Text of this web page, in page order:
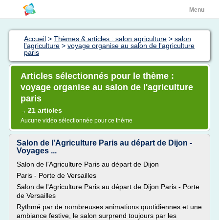
Menu
Accueil > Thèmes & articles : salon agriculture > salon
l'agriculture > voyage organise au salon de l'agriculture
paris
Articles sélectionnés pour le thème :
voyage organise au salon de l'agriculture
paris
→ 21 articles
Aucune vidéo sélectionnée pour ce thème
Salon de l'Agriculture Paris au départ de Dijon -
Voyages ...
Salon de l'Agriculture Paris au départ de Dijon
Paris - Porte de Versailles
Salon de l'Agriculture Paris au départ de Dijon Paris - Porte
de Versailles
Rythmé par de nombreuses animations quotidiennes et une
ambiance festive, le salon surprend toujours par les